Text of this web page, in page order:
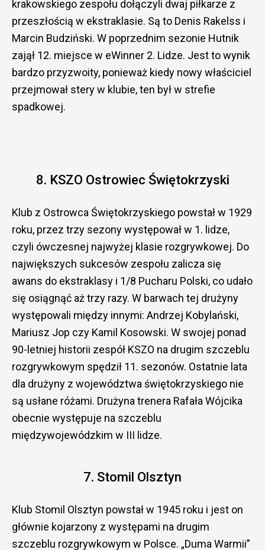
krakowskiego zespołu dołączyli dwaj piłkarze z
przeszłością w ekstraklasie. Są to Denis Rakelss i
Marcin Budziński. W poprzednim sezonie Hutnik
zajął 12. miejsce w eWinner 2. Lidze. Jest to wynik
bardzo przyzwoity, ponieważ kiedy nowy właściciel
przejmował stery w klubie, ten był w strefie
spadkowej.
8. KSZO Ostrowiec Świętokrzyski
Klub z Ostrowca Świętokrzyskiego powstał w 1929
roku, przez trzy sezony występował w 1. lidze,
czyli ówczesnej najwyżej klasie rozgrywkowej. Do
największych sukcesów zespołu zalicza się
awans do ekstraklasy i 1/8 Pucharu Polski, co udało
się osiągnąć aż trzy razy. W barwach tej drużyny
występowali między innymi: Andrzej Kobylański,
Mariusz Jop czy Kamil Kosowski. W swojej ponad
90-letniej historii zespół KSZO na drugim szczeblu
rozgrywkowym spędził 11. sezonów. Ostatnie lata
dla drużyny z województwa świętokrzyskiego nie
są usłane różami. Drużyna trenera Rafała Wójcika
obecnie występuje na szczeblu
międzywojewódzkim w III lidze.
7. Stomil Olsztyn
Klub Stomil Olsztyn powstał w 1945 roku i jest on
głównie kojarzony z występami na drugim
szczeblu rozgrywkowym w Polsce. „Duma Warmii”